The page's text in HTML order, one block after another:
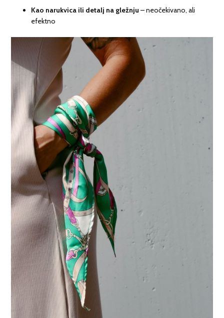
Kao narukvica ili detalj na gležnju – neočekivano, ali
efektno